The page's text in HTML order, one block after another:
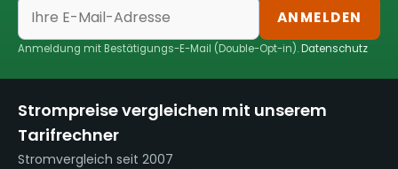
ANMELDEN
Anmeldung mit Bestätigungs-E-Mail (Double-Opt-in).Datenschutz
Strompreise vergleichen mit unserem
Tarifrechner
Stromvergleich seit 2007